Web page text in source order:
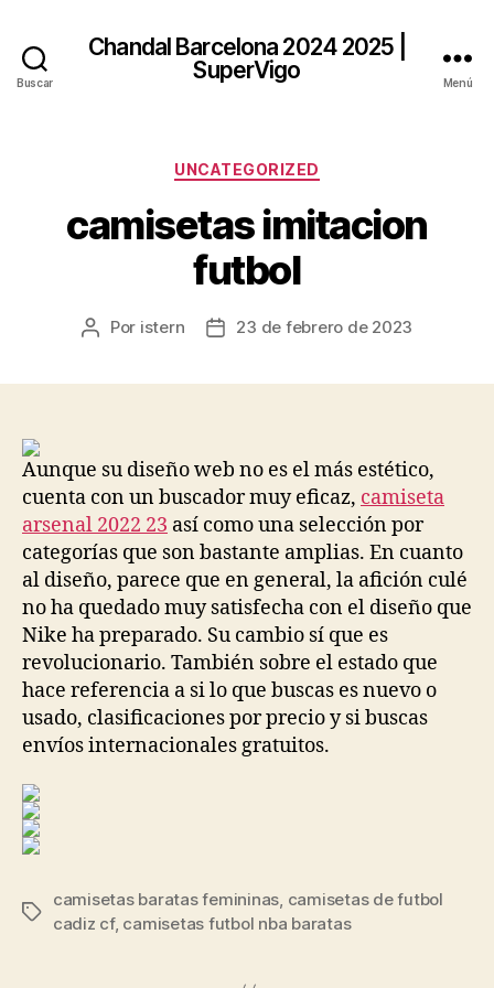
Buscar
Chandal Barcelona 2024 2025 |
SuperVigo
Menú
Categorías
UNCATEGORIZED
camisetas imitacion
futbol
Autor
Por istern
Fecha23 de febrero de 2023
Aunque su diseño web no es el más estético,
cuenta con un buscador muy eficaz, camiseta
arsenal 2022 23 así como una selección por
categorías que son bastante amplias. En cuanto
al diseño, parece que en general, la afición culé
no ha quedado muy satisfecha con el diseño que
Nike ha preparado. Su cambio sí que es
revolucionario. También sobre el estado que
hace referencia a si lo que buscas es nuevo o
usado, clasificaciones por precio y si buscas
envíos internacionales gratuitos.
Etiquetas
camisetas baratas femininas, camisetas de futbol
cadiz cf, camisetas futbol nba baratas